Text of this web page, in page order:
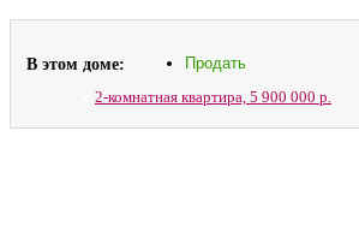
В этом доме: Продать
2-комнатная квартира, 5 900 000 р.